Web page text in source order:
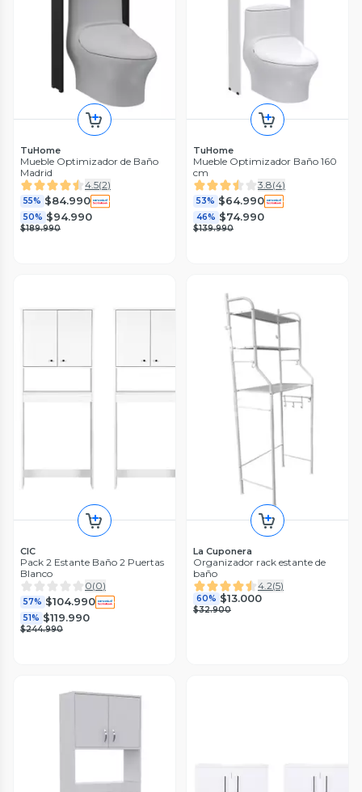
TuHome
Mueble Optimizador de Baño
Madrid
4.5(2)
55% $84.990
50% $94.990
$189.990
TuHome
Mueble Optimizador Baño 160
cm
3.8(4)
53% $64.990
46% $74.990
$139.990
CIC
Pack 2 Estante Baño 2 Puertas
Blanco
0(0)
57% $104.990
51% $119.990
$244.990
La Cuponera
Organizador rack estante de
baño
4.2(5)
60% $13.000
$32.900